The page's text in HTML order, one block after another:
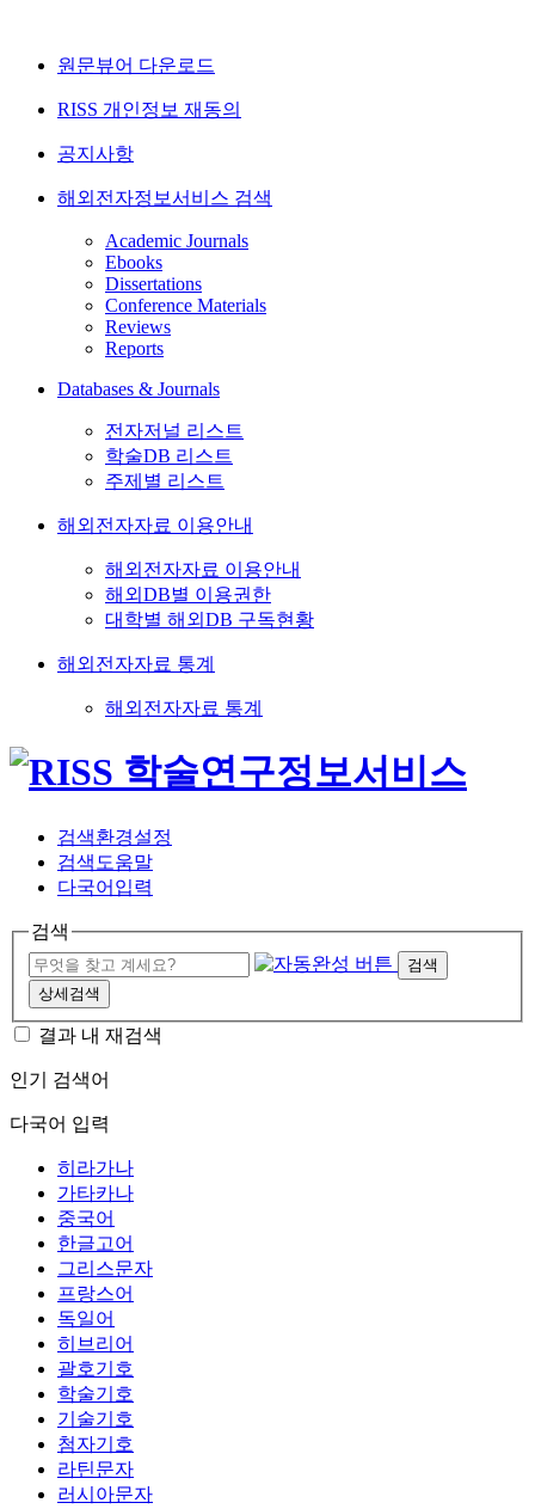
원문뷰어 다운로드
RISS 개인정보 재동의
공지사항
해외전자정보서비스 검색
Academic Journals
Ebooks
Dissertations
Conference Materials
Reviews
Reports
Databases & Journals
전자저널 리스트
학술DB 리스트
주제별 리스트
해외전자자료 이용안내
해외전자자료 이용안내
해외DB별 이용권한
대학별 해외DB 구독현황
해외전자자료 통계
해외전자자료 통계
검색환경설정
검색도움말
다국어입력
검색
검색
상세검색
결과 내 재검색
인기 검색어
다국어 입력
히라가나
가타카나
중국어
한글고어
그리스문자
프랑스어
독일어
히브리어
괄호기호
학술기호
기술기호
첨자기호
라틴문자
러시아문자